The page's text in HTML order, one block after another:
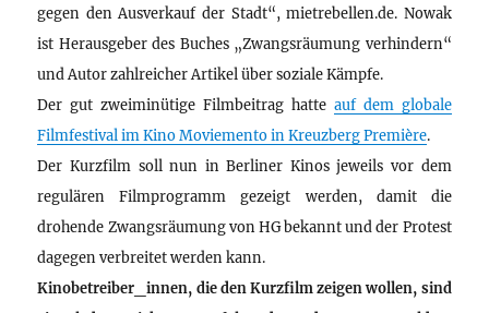
gegen den Ausverkauf der Stadt“, mietrebellen.de. Nowak
ist Herausgeber des Buches „Zwangsräumung verhindern“
und Autor zahlreicher Artikel über soziale Kämpfe.
Der gut zweiminütige Filmbeitrag hatte auf dem globale
Filmfestival im Kino Moviemento in Kreuzberg Première.
Der Kurzfilm soll nun in Berliner Kinos jeweils vor dem
regulären Filmprogramm gezeigt werden, damit die
drohende Zwangsräumung von HG bekannt und der Protest
dagegen verbreitet werden kann.
Kinobetreiber_innen, die den Kurzfilm zeigen wollen, sind